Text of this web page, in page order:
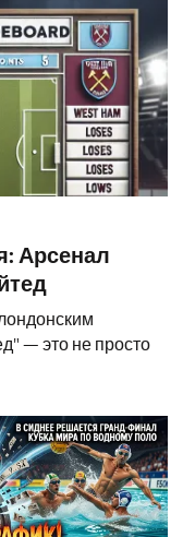
Арсенал
— это не просто